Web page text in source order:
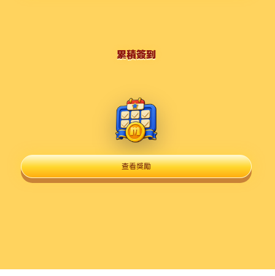
累積簽到
查看獎勵